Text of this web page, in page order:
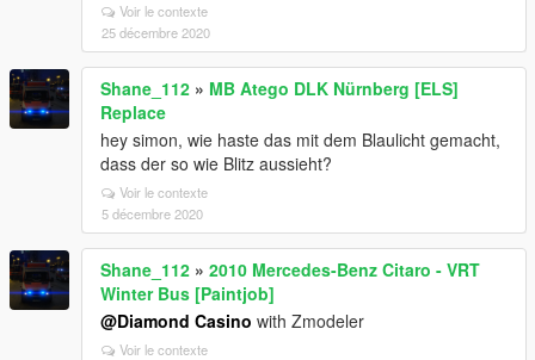
Voir le contexte
25 décembre 2020
Shane_112 » MB Atego DLK Nürnberg [ELS]
Replace
hey simon, wie haste das mit dem Blaulicht gemacht,
dass der so wie Blitz aussieht?
Voir le contexte
5 décembre 2020
Shane_112 » 2010 Mercedes-Benz Citaro - VRT
Winter Bus [Paintjob]
@Diamond Casino with Zmodeler
Voir le contexte